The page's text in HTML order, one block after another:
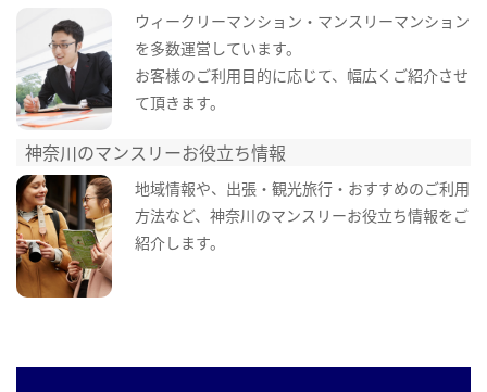
ウィークリーマンション・マンスリーマンション
を多数運営しています。
お客様のご利用目的に応じて、幅広くご紹介させ
て頂きます。
神奈川のマンスリーお役立ち情報
地域情報や、出張・観光旅行・おすすめのご利用
方法など、神奈川のマンスリーお役立ち情報をご
紹介します。